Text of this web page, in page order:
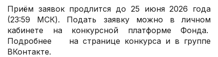
Приём заявок продлится до 25 июня 2026 года
(23:59 МСК). Подать заявку можно в личном
кабинете на конкурсной платформе Фонда.
Подробнее на странице конкурса и в группе
ВКонтакте.